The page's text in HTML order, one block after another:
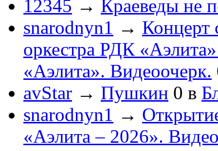
12345 → Краеведы не
snarodnyn1 → Концерт
оркестра РДК
«Аэлита». Видеоочерк.
avStar → Пушкин 0 в
snarodnyn1 →
«Аэлита – 2026».